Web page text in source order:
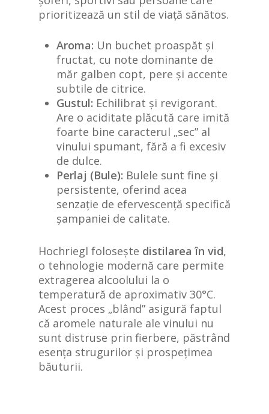
prioritizează un stil de viață sănătos.
Aroma: Un buchet proaspăt și
fructat, cu note dominante de
măr galben copt, pere și accente
subtile de citrice.
Gustul: Echilibrat și revigorant.
Are o aciditate plăcută care imită
foarte bine caracterul „sec” al
vinului spumant, fără a fi excesiv
de dulce.
Perlaj (Bule): Bulele sunt fine și
persistente, oferind acea
senzație de efervescență specifică
șampaniei de calitate.
Hochriegl folosește distilarea în vid,
o tehnologie modernă care permite
extragerea alcoolului la o
temperatură de aproximativ 30°C.
Acest proces „blând” asigură faptul
că aromele naturale ale vinului nu
sunt distruse prin fierbere, păstrând
esența strugurilor și prospețimea
băuturii.